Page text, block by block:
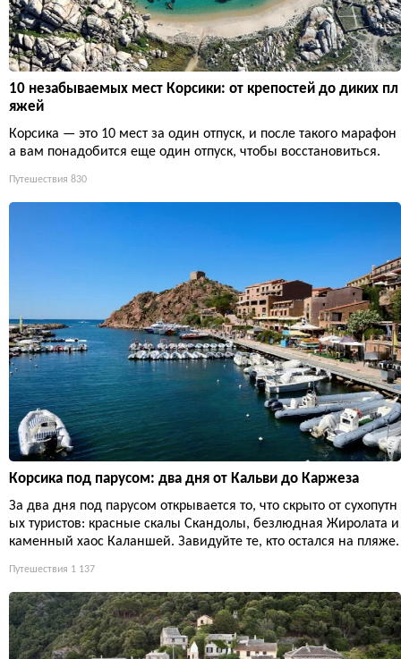
10 незабываемых мест Корсики: от крепостей до диких пл
яжей
Корсика — это 10 мест за один отпуск, и после такого марафон
а вам понадобится еще один отпуск, чтобы восстановиться.
Путешествия 830
Корсика под парусом: два дня от Кальви до Каржеза
За два дня под парусом открывается то, что скрыто от сухопутн
ых туристов: красные скалы Скандолы, безлюдная Жиролата и
каменный хаос Каланшей. Завидуйте те, кто остался на пляже.
Путешествия 1 137